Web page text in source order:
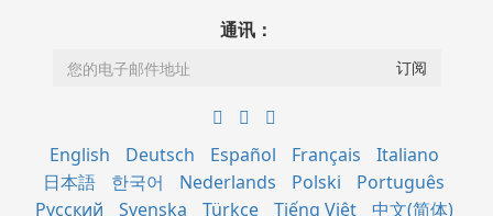
通讯：
English Deutsch Español Français
Italiano
日本語
한국어 Nederlands Polski
Português
Русский
Svenska Türkçe Tiếng Việt
中文(简体)